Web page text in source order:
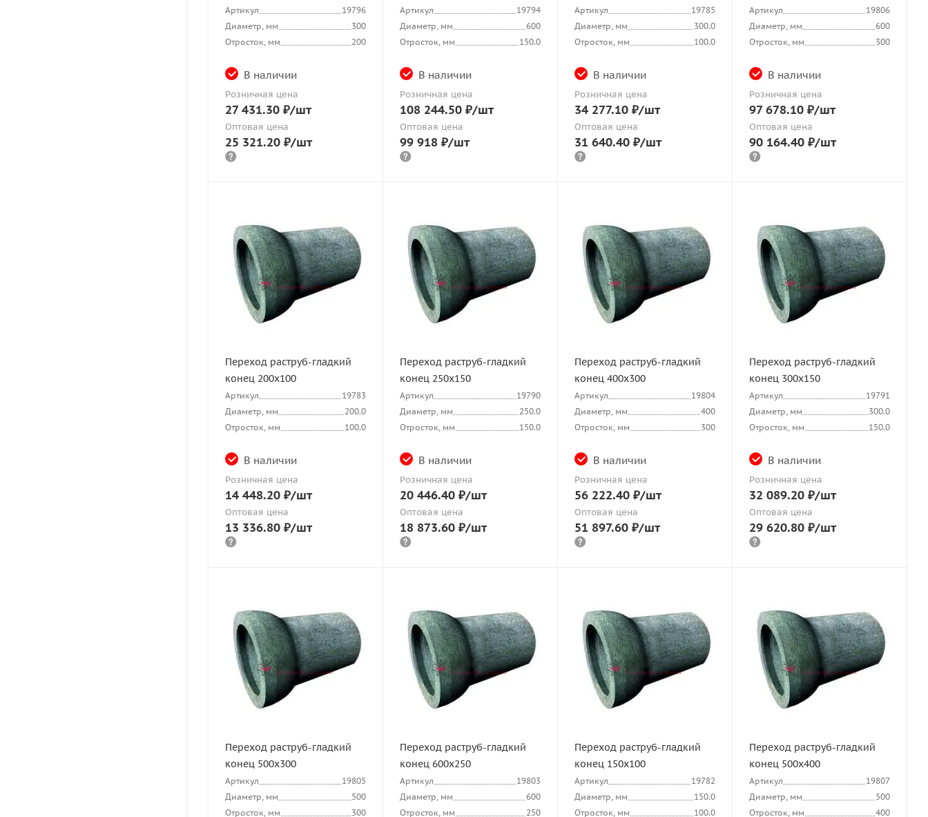
Артикул
19796
Диаметр, мм
300
Отросток, мм
200
В наличии
Розничная цена
27 431.30 ₽/шт
Оптовая цена
25 321.20 ₽/шт
Артикул
19794
Диаметр, мм
600
Отросток, мм
150.0
В наличии
Розничная цена
108 244.50 ₽/шт
Оптовая цена
99 918 ₽/шт
Артикул
19785
Диаметр, мм
300.0
Отросток, мм
100.0
В наличии
Розничная цена
34 277.10 ₽/шт
Оптовая цена
31 640.40 ₽/шт
Артикул
19806
Диаметр, мм
600
Отросток, мм
300
В наличии
Розничная цена
97 678.10 ₽/шт
Оптовая цена
90 164.40 ₽/шт
Переход раструб-гладкий
конец 200х100
Артикул
19783
Диаметр, мм
200.0
Отросток, мм
100.0
В наличии
Розничная цена
14 448.20 ₽/шт
Оптовая цена
13 336.80 ₽/шт
Переход раструб-гладкий
конец 250х150
Артикул
19790
Диаметр, мм
250.0
Отросток, мм
150.0
В наличии
Розничная цена
20 446.40 ₽/шт
Оптовая цена
18 873.60 ₽/шт
Переход раструб-гладкий
конец 400х300
Артикул
19804
Диаметр, мм
400
Отросток, мм
300
В наличии
Розничная цена
56 222.40 ₽/шт
Оптовая цена
51 897.60 ₽/шт
Переход раструб-гладкий
конец 300х150
Артикул
19791
Диаметр, мм
300.0
Отросток, мм
150.0
В наличии
Розничная цена
32 089.20 ₽/шт
Оптовая цена
29 620.80 ₽/шт
Переход раструб-гладкий
конец 500х300
Артикул
19805
Диаметр, мм
500
Отросток, мм
300
Переход раструб-гладкий
конец 600х250
Артикул
19803
Диаметр, мм
600
Отросток, мм
250
Переход раструб-гладкий
конец 150х100
Артикул
19782
Диаметр, мм
150.0
Отросток, мм
100.0
Переход раструб-гладкий
конец 500х400
Артикул
19807
Диаметр, мм
500
Отросток, мм
400